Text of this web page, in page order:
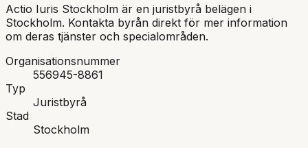
Actio Iuris Stockholm är en juristbyrå belägen i
Stockholm. Kontakta byrån direkt för mer information
om deras tjänster och specialområden.
Organisationsnummer
556945-8861
Typ
Juristbyrå
Stad
Stockholm